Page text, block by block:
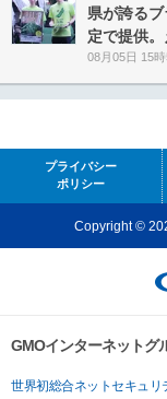
県が誇る
定で提供
08月05日 15
プライバシー
ポリシー
Copyright ©
GMOインターネットグ
世界初総合ネットセキュリ